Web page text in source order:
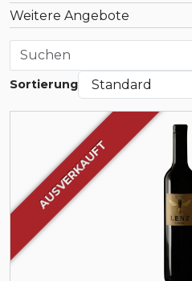
Weitere Angebote
Sortierung
AUSVERKAUFT